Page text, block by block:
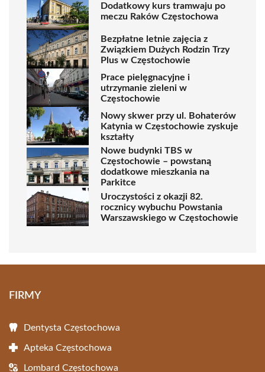
Dodatkowy kurs tramwaju po
meczu Raków Częstochowa
Bezpłatne letnie zajęcia z
Związkiem Dużych Rodzin Trzy
Plus w Częstochowie
Prace pielęgnacyjne i
utrzymanie zieleni w
Częstochowie
Nowy skwer przy ul. Bohaterów
Katynia w Częstochowie zyskuje
kształty
Nowe budynki TBS w
Częstochowie – powstaną
dodatkowe mieszkania na
Parkitce
Uroczystości z okazji 82.
rocznicy wybuchu Powstania
Warszawskiego w Częstochowie
FIRMY
Dentysta Częstochowa
Apteka Częstochowa
Lombard Częstochowa